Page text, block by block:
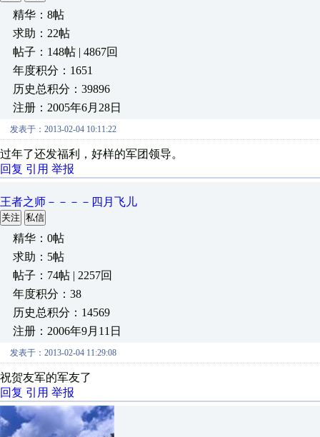
精华：8帖
求助：22帖
帖子：148帖 | 4867回
年度积分：1651
历史总积分：39896
注册：2005年6月28日
发表于：2013-02-04 10:11:22
过年了还发福利，好样的军团领导。
回复 引用 举报
王者之师－－－－四月飞儿
关注 私信
精华：0帖
求助：5帖
帖子：74帖 | 2257回
年度积分：38
历史总积分：14569
注册：2006年9月11日
发表于：2013-02-04 11:29:08
祝贺友军的军友了
回复 引用 举报